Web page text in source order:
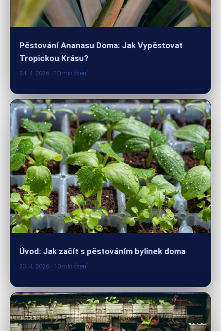
Pěstování Ananasu Doma: Jak Vypěstovat
24. 4. 2026 · 10 min čtení
Úvod: Jak začít s pěstováním bylinek doma
23. 4. 2026 · 10 min čtení